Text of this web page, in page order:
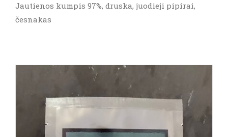
Jautienos kumpis 97%, druska, juodieji pipirai,
česnakas